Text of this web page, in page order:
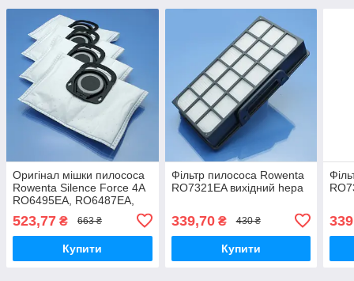
Оригінал мішки пилососа
Rowenta Silence Force 4A
RO6495EA, RO6487EA,
одноразові 4шт
523,77 ₴ 663 ₴
Купити
Фільтр пилососа Rowenta
RO7321EA вихідний hepa
339,70₴ 430 ₴
Купити